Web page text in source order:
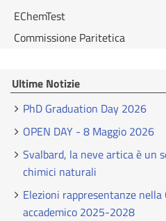
EChemTest
Commissione Paritetica
Ultime Notizie
PhD Graduation Day 2026
OPEN DAY - 8 Maggio 2026
Svalbard, la neve artica è un
chimici naturali
Elezioni rappresentanze
accademico 2025-2028